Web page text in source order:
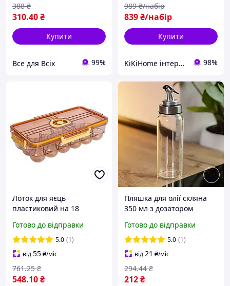
310.40₴
388 ₴
Купити
Все для Всіх 99%
839₴/набір
989 ₴/набір
Купити
KiKiHome інтернет-магазин якісних товарів для дому 98%
Лоток для яєць
пластиковий на 18
з кришкою, контейнер
для яєць у холодильник
зберігання
Готово до відправки
5.0 (1)
від55₴/міс
548.10₴
761.25 ₴
Пляшка для олії скляна
350 мл з дозатором
олії та оцту диспенсер
для олії дозатор уксу
Прозора
Готово до відправки
5.0 (1)
від21 ₴/міс
212₴
294.44 ₴